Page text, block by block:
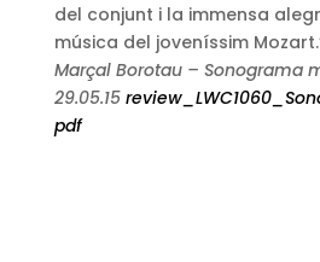
del conjunt i la immensa
música del joveníssim
Marçal Borotau – Sonograma
29.05.15
pdf